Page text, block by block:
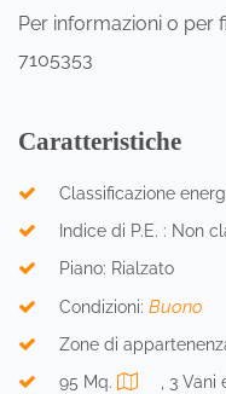
Per informazioni o per
7105353
Caratteristiche
Classificazione
Indice di P.E. : Non
Piano: Rialzato
Condizioni: Buono
Zone di
95 Mq.
, 3 Vani